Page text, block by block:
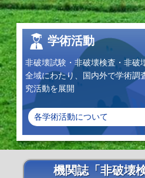
学術活動
非破壊試験・非破壊検査・非破
全域にわたり、国内外で学術調
究活動を展開
各学術活動について
機関誌「非破壊